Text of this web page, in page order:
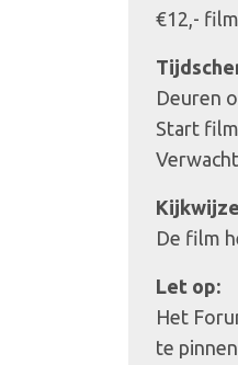
€12,-
Deuren
Start
De film
Let op:
Het
te